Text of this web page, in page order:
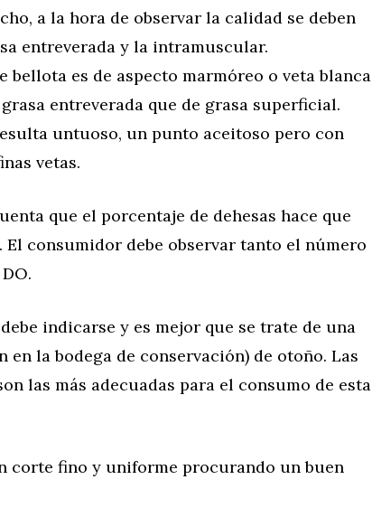
a la hora de observar la calidad se deben
entreverada y la intramuscular.
bellota es de aspecto marmóreo o veta blanca
entreverada que de grasa superficial.
untuoso, un punto aceitoso pero con
vetas.
que el porcentaje de dehesas hace que
consumidor debe observar tanto el número
indicarse y es mejor que se trate de una
la bodega de conservación) de otoño. Las
las más adecuadas para el consumo de esta
corte fino y uniforme procurando un buen